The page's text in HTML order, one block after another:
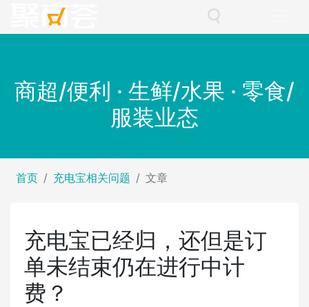
商超/便利 · 生鲜/水果 · 零食/
服装业态
首页 充电宝相关问题 文章
充电宝已经归，还但是订
单未结束仍在进行中计
费？